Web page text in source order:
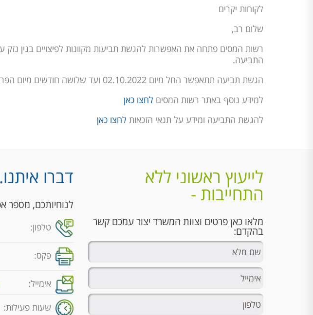
לקוחות יקרים
שלום רב,
רשות המסים פתחה את האפשרות להגשת תביעות מקוונות לפיצויים בגין
התביעה.
הגשת תביעה תתאפשר החל מיום 02.10.2022 ועד שלושה חודשים מיום הפרסום קרי ביום 31.12.2022.
למידע נוסף באתר רשות המסים לחצו כאן
להגשת התביעה ומידע על תנאי הזכאות לחצו כאן
לייעוץ ראשוני ללא
התחייבות -
מלאו כאן פרטים וצוות המשרד יצור עמכם קשר
בהקדם:
דברו
לנוחיותכם, מספר
טלפון:
פקס:
אימייל:
שעות פעילות: